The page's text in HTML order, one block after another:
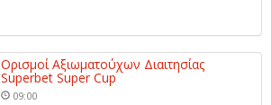
Ορισμοί Αξιωματούχων Διαιτησίας
Superbet Super Cup
09:00